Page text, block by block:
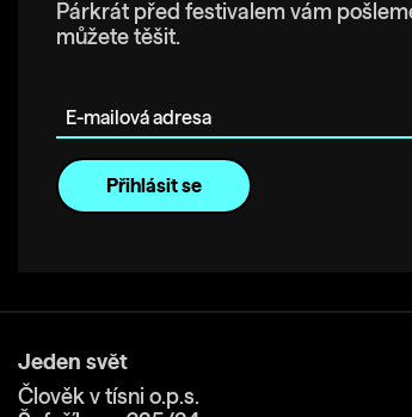
Párkrát před festivalem vám
můžete těšit.
Jeden svět
Člověk v tísni o.p.s.